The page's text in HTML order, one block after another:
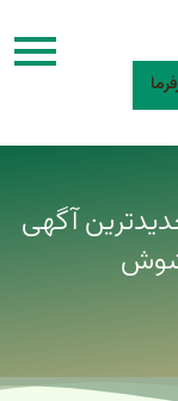
آگهی
شوش